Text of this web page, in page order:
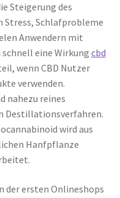
Steigerung des
Stress, Schlafprobleme
Anwendern mit
eine Wirkung cbd
wenn CBD Nutzer
verwenden.
nahezu reines
Destillationsverfahren.
wird aus
Hanfpflanze
der ersten Onlineshops